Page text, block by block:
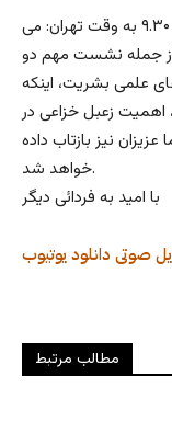
در برنامه امشب تفسیر خبر / ایران فردا / ۹.۳۰ به وقت تهران: می
از جمله نشست مهم دو
علمی بشریت، اینکه
اهمیت زعبل خزاعی در
نیز بازتاب داده
خواهد شد.
با امید به فردائی دیگر
یوتیوب دانلود صوتی
مطالب مرتبط